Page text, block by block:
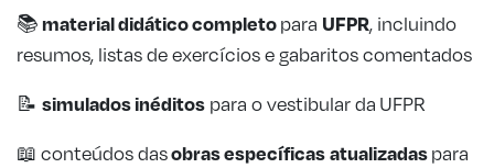
📚material didático completopara UFPR, incluindo
resumos, listas de exercícios e gabaritos comentados
📝 simulados inéditos para o vestibular da UFPR
📖 conteúdos dasobras específicasatualizadaspara